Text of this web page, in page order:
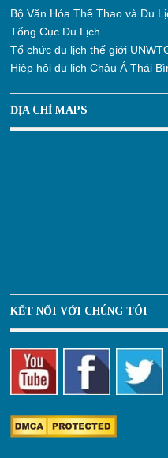
Bộ Văn Hóa Thể Thao và Du
Tổng Cục Du Lịch
Tổ chức du lịch thế giới
Hiệp hội du lịch Châu Á Thái
ĐỊA CHỈ MAPS
KẾT NỐI VỚI CHÚNG TÔI